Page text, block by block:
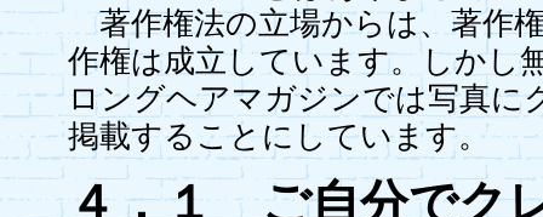
著作権法の立場からは、著作
作権は成立しています。しかし
ロングヘアマガジンでは写真に
掲載することにしています。
４．１ ご自分でク